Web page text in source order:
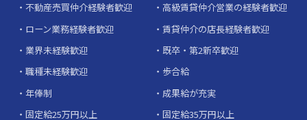
不動産売買仲介経験者歓迎
高級賃貸仲介営業の経験者歓迎
ローン業務経験者歓迎
賃貸仲介の店長経験者歓迎
業界未経験歓迎
既卒・第2新卒歓迎
職種未経験歓迎
歩合給
年俸制
成果給が充実
固定給25万円以上
固定給35万円以上